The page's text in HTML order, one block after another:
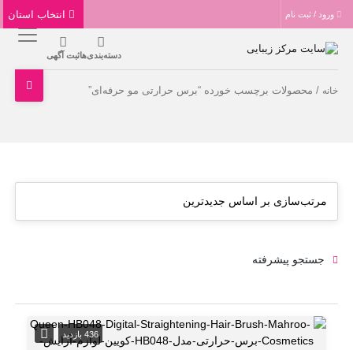
ورود / ثبت نام
دسته‌بندی‌هاثبت آگهی
خانه / محصولات برچسب خورده “برس حرارتی مو حرفه‌ای”
جستجو پیشرفته
436 بازدید